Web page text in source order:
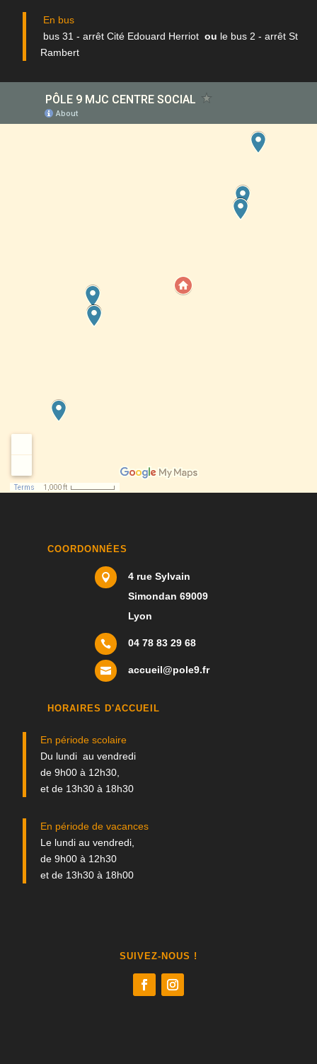
En bus
bus 31 - arrêt Cité Edouard Herriot ou le bus 2 - arrêt St
Rambert
COORDONNÉES

4 rue Sylvain
Simondan 69009
Lyon
 04 78 83 29 68
 accueil@pole9.fr
HORAIRES D'ACCUEIL
En période scolaire
Du lundi au vendredi
de 9h00 à 12h30,
et de 13h30 à 18h30
En période de vacances
Le lundi au vendredi,
de 9h00 à 12h30
et de 13h30 à 18h00
SUIVEZ-NOUS !